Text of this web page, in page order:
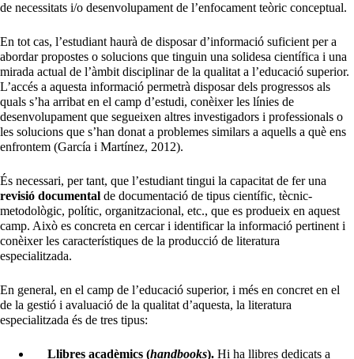
de necessitats i/o desenvolupament de l’enfocament teòric conceptual.
En tot cas, l’estudiant haurà de disposar d’informació suficient per a
abordar propostes o solucions que tinguin una solidesa científica i una
mirada actual de l’àmbit disciplinar de la qualitat a l’educació superior.
L’accés a aquesta informació permetrà disposar dels progressos als
quals s’ha arribat en el camp d’estudi, conèixer les línies de
desenvolupament que segueixen altres investigadors i professionals o
les solucions que s’han donat a problemes similars a aquells a què ens
enfrontem (García i Martínez, 2012).
És necessari, per tant, que l’estudiant tingui la capacitat de fer una
revisió documental de documentació de tipus científic, tècnic-
metodològic, polític, organitzacional, etc., que es produeix en aquest
camp. Això es concreta en cercar i identificar la informació pertinent i
conèixer les característiques de la producció de literatura
especialitzada.
En general, en el camp de l’educació superior, i més en concret en el
de la gestió i avaluació de la qualitat d’aquesta, la literatura
especialitzada és de tres tipus:
Llibres acadèmics (handbooks). Hi ha llibres dedicats a